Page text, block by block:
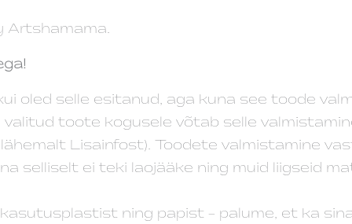
Artshamama.
oled selle esitanud, aga kuna see toode
toote kogusele võtab selle
Lisainfost). Toodete valmistamine
selliselt ei teki laojääke ning muid liigseid
ning papist – palume, et ka